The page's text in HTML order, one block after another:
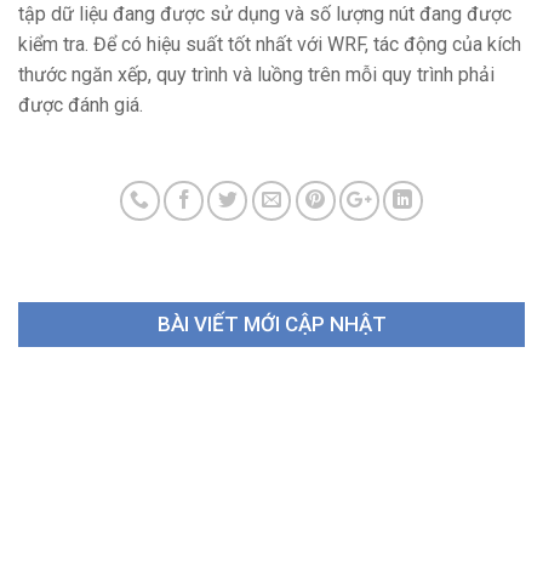
tập dữ liệu đang được sử dụng và số lượng nút đang được
kiểm tra. Để có hiệu suất tốt nhất với WRF, tác động của kích
thước ngăn xếp, quy trình và luồng trên mỗi quy trình phải
được đánh giá.
BÀI VIẾT MỚI CẬP NHẬT